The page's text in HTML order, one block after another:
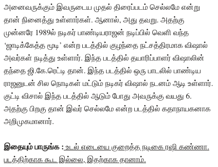
அனைவருக்கும் இவருடைய முதல் திரைப்படம் செல்லமே என்று
தான் நினைத்து உள்ளார்கள். ஆனால், அது தவறு. அதற்கு
முன்னரே 1989ல் நடிகர் பாண்டியராஜன் நடிப்பில் வெளி வந்த
‘ஜாடிக்கேத்த மூடி’ என்ற படத்தில் குழந்தை நட்சத்திரமாக விஷால்
அவர்கள் நடித்து உள்ளார். இந்த படத்தில் தயாரிப்பாளர் விஷாலின்
தந்தை ஜி.கே.ரெட்டி தான். இந்த படத்தில் ஒரு பாடலில் பாண்டிய
ராஜனுடன் சில நொடிகள் மட்டும் நடிகர் விஷால் நடனம் ஆடி உள்ளார்.
குட்டி விசால் இந்த படத்தில் ஆடும் போது அவருக்கு வயது 6.
அதற்கு பிறகு தான் இவர் செல்லமே என்ற படத்தில் கதாநாயகனாக
அறிமுகமானார்.
இதையும் பாருங்க : உடல் எடையை குறைத்த நடிகை ரஷி கண்ணா.
படத்திற்காக கூட இல்லை, இதற்காக தானாம்.